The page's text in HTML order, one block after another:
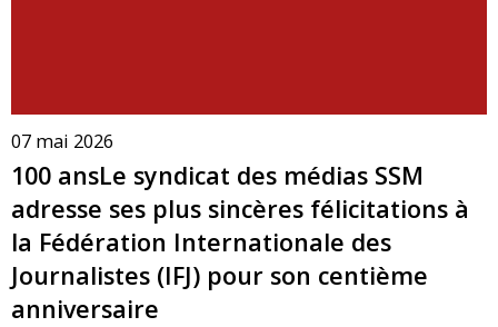
07 mai 2026
100 ansLe syndicat des médias SSM
adresse ses plus sincères félicitations à
la Fédération Internationale des
Journalistes (IFJ) pour son centième
anniversaire